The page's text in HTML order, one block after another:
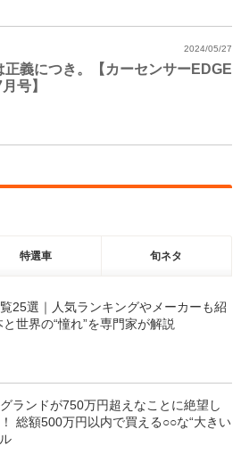
正義につき。【カーセンサーEDGE
号】
2024/05/27
特選車 旬ネタ
25選｜人気ランキングやメーカーも紹
世界の“憧れ”を専門家が解説
ランドが750万円超えなことに絶望し
総額500万円以内で買える○○な“大きい